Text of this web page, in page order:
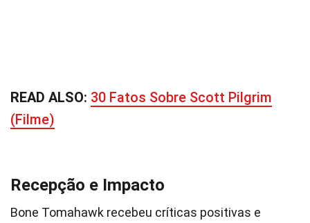
READ ALSO: 30 Fatos Sobre Scott Pilgrim
(Filme)
Recepção e Impacto
Bone Tomahawk recebeu críticas positivas e